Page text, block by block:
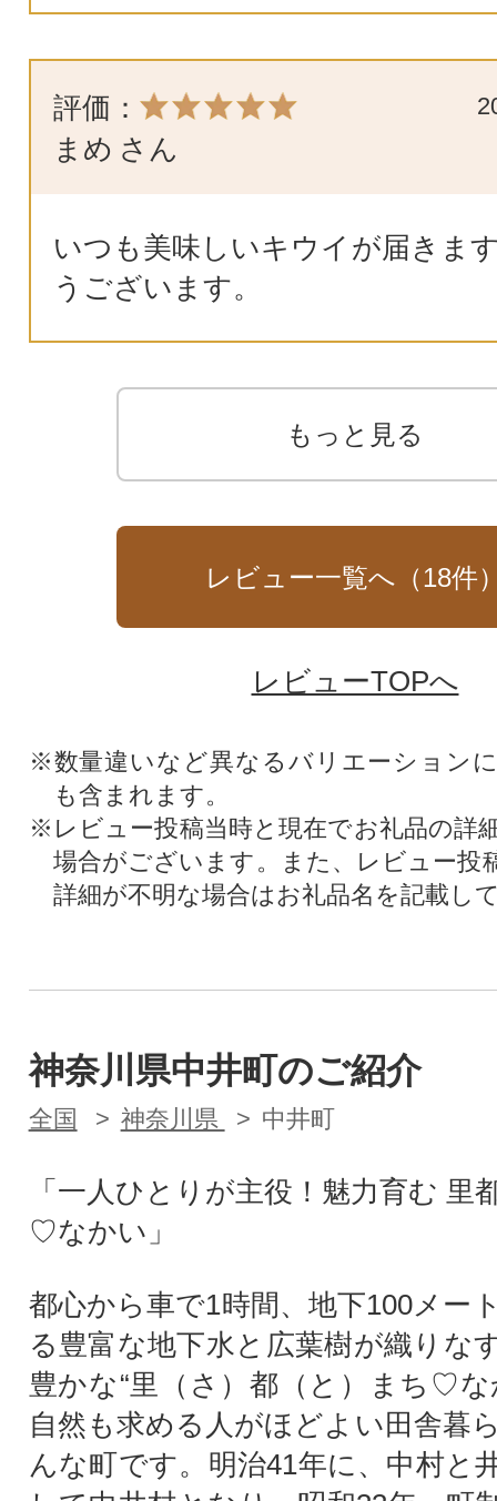
評価：
まめ さん
いつも美味しいキウイが届きま
うございます。
もっと見る
レビュー一覧へ（18件
レビューTOPへ
※数量違いなど異なるバリエーション
も含まれます。
※レビュー投稿当時と現在でお礼品の詳
場合がございます。また、レビュー投
詳細が不明な場合はお礼品名を記載し
神奈川県中井町のご紹介
全国 神奈川県 中井町
「一人ひとりが主役！魅力育む 里
♡なかい」
都心から車で1時間、地下100メー
る豊富な地下水と広葉樹が織りな
豊かな“里（さ）都（と）まち♡な
自然も求める人がほどよい田舎暮
んな町です。明治41年に、中村と